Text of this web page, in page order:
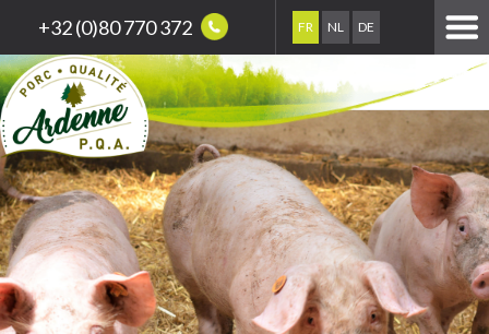
+32 (0)80 770 372 FR NL DE